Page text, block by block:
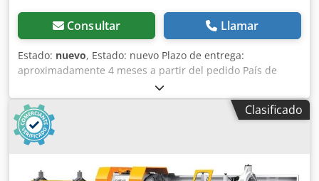
Consultar Llamar
Estado: nuevo, Estado: nuevo Plazo de entrega:
aproximadamente 4 meses a partir del pedido País de
origen: Bulgaria Precio: 113.620 € Cuota de leasing:
2.147,42 € Diámetro máximo de torneado sobre el carro:
800 mm Distancia entre puntos: 2000 mm Altura entre
puntos: 400 mm Diámetro del husillo: 260 mm Diámetro
máximo de torneado sobre el carro transversal: 560 mm
de velocidades: 12 Velocidad del husillo: 8 - 400 rpm
Clasificado